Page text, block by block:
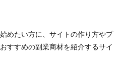
めたい方に、サイトの作り方やプ
すすめの副業商材を紹介するサイ